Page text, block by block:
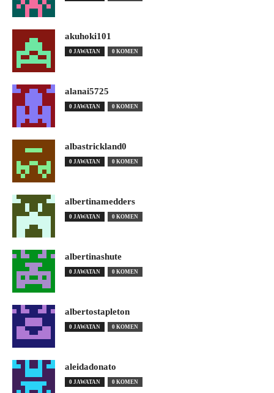
akuhoki101
0 JAWATAN 0 KOMEN
alanai5725
0 JAWATAN 0 KOMEN
albastrickland0
0 JAWATAN 0 KOMEN
albertinamedders
0 JAWATAN 0 KOMEN
albertinashute
0 JAWATAN 0 KOMEN
albertostapleton
0 JAWATAN 0 KOMEN
aleidadonato
0 JAWATAN 0 KOMEN